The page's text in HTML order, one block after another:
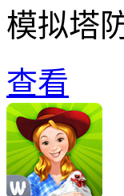
模拟塔
查看